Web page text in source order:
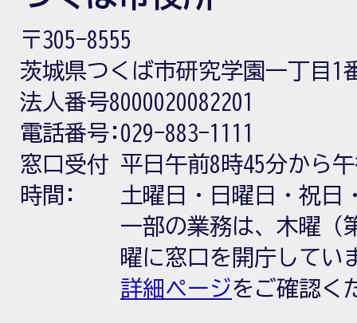
〒305-8555
茨城県つくば市研究学園一丁目1
法人番号8000020082201
電話番号: 029-883-1111
窓口受付
時間:
平日午前8時45分から
土曜日・日曜日・祝日
一部の業務は、木曜（
曜に窓口を開庁してい
詳細ページをご確認く